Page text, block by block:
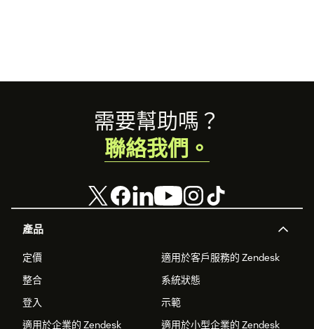
產品
定價
適用於客戶服務的 Zendesk
整合
系統狀態
登入
示範
適用於企業的 Zendesk
適用於小型企業的 Zendesk
需要幫助嗎？
聯絡我們。